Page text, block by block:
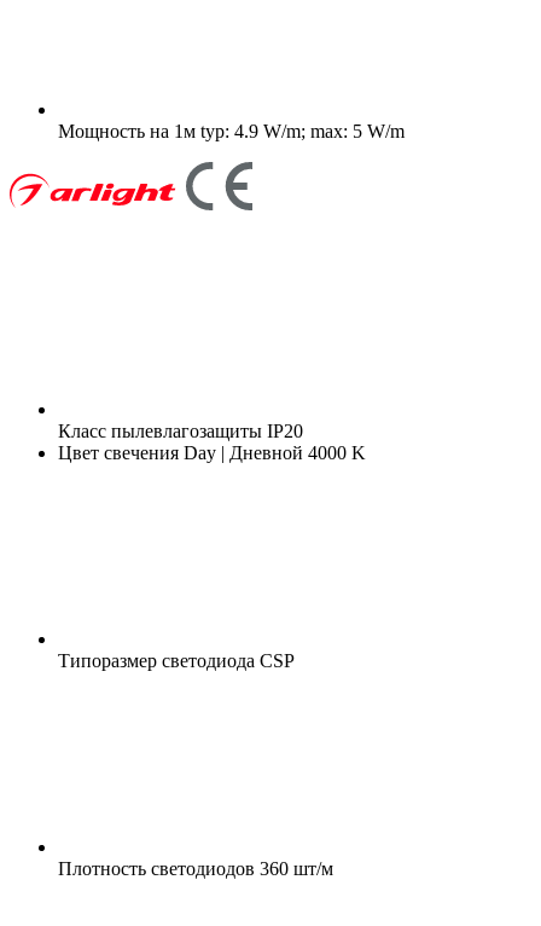
Мощность на 1м typ: 4.9 W/m; max: 5 W/m
Класс пылевлагозащиты IP20
Цвет свечения Day | Дневной 4000 K
Типоразмер светодиода CSP
Плотность светодиодов 360 шт/м